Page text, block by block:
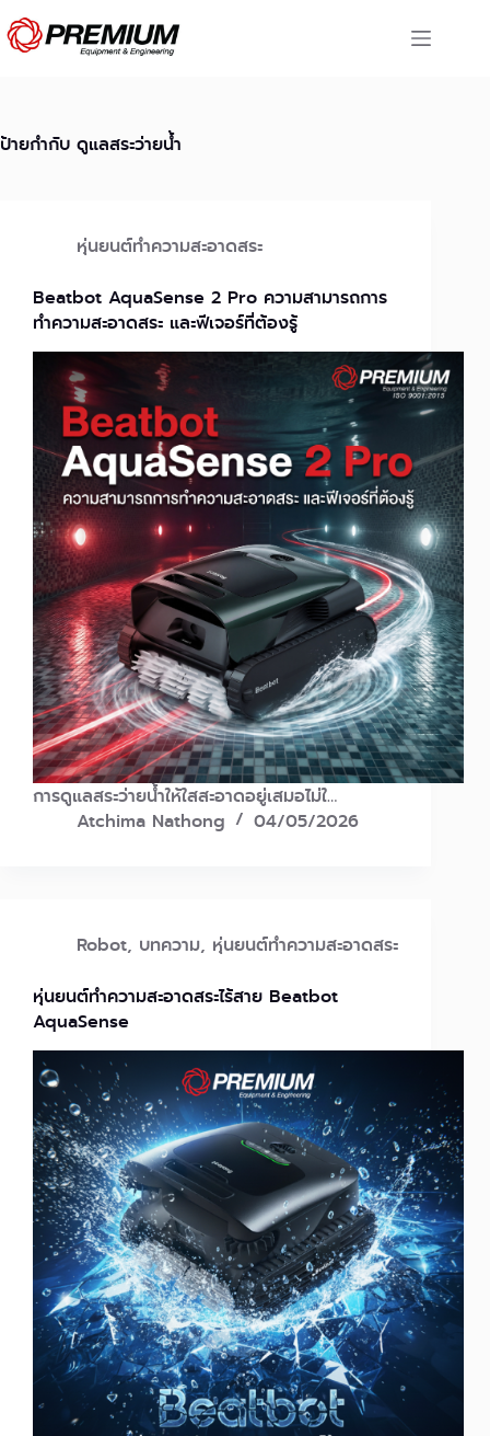
Skip
to
content
ป้ายกำกับ ดูแลสระว่ายน้ำ
หุ่นยนต์ทำความสะอาดสระ
Beatbot AquaSense 2 Pro ความสามารถการ
ทำความสะอาดสระ และฟีเจอร์ที่ต้องรู้
การดูแลสระว่ายน้ำให้ใสสะอาดอยู่เสมอไม่ใ…
Atchima Nathong
04/05/2026
Robot, บทความ, หุ่นยนต์ทำความสะอาดสระ
หุ่นยนต์ทำความสะอาดสระไร้สาย Beatbot
AquaSense